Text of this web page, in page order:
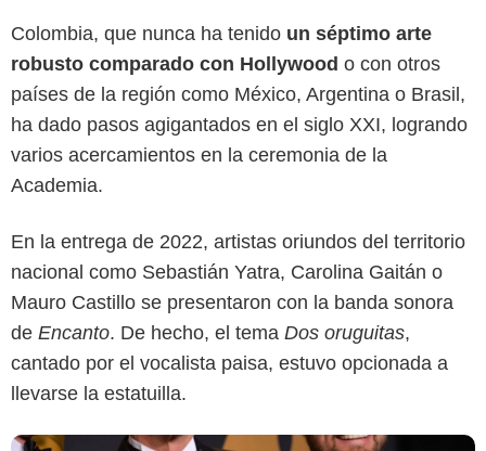
Colombia, que nunca ha tenido un séptimo arte
robusto comparado con Hollywood o con otros
países de la región como México, Argentina o Brasil,
ha dado pasos agigantados en el siglo XXI, logrando
varios acercamientos en la ceremonia de la
Academia.
En la entrega de 2022, artistas oriundos del territorio
nacional como Sebastián Yatra, Carolina Gaitán o
Mauro Castillo se presentaron con la banda sonora
de Encanto. De hecho, el tema Dos oruguitas,
cantado por el vocalista paisa, estuvo opcionada a
llevarse la estatuilla.